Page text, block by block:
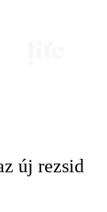
új rezsid